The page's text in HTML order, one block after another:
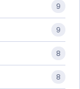
9
9
8
8